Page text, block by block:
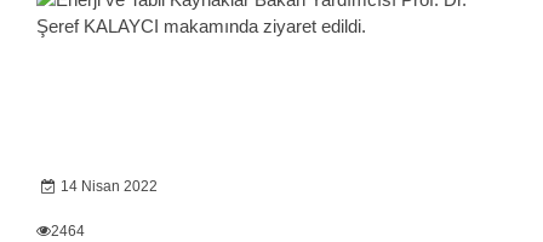
14 Nisan 2022
2464